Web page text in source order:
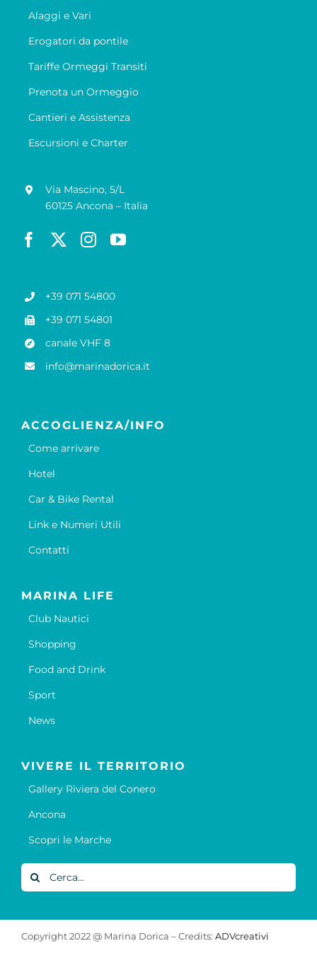
Alaggi e Vari
Erogatori da pontile
Tariffe Ormeggi Transiti
Prenota un Ormeggio
Cantieri e Assistenza
Escursioni e Charter
Via Mascino, 5/L
60125 Ancona – Italia
+39 071 54800
+39 071 54801
canale VHF 8
info@marinadorica.it
ACCOGLIENZA/INFO
Come arrivare
Hotel
Car & Bike Rental
Link e Numeri Utili
Contatti
MARINA LIFE
Club Nautici
Shopping
Food and Drink
Sport
News
VIVERE IL TERRITORIO
Gallery Riviera del Conero
Ancona
Scopri le Marche
Cerca
per:
Copyright 2022 @ Marina Dorica – Credits: ADVcreativi